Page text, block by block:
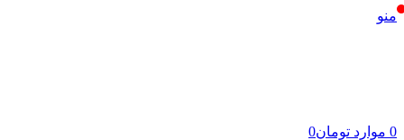
منو
0 موارد تومان0